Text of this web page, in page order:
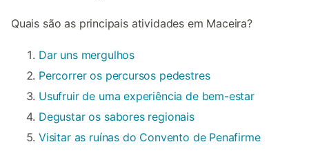
Quais são as principais atividades em Maceira?
Dar uns mergulhos
Percorrer os percursos pedestres
Usufruir de uma experiência de bem-estar
Degustar os sabores regionais
Visitar as ruínas do Convento de Penafirme